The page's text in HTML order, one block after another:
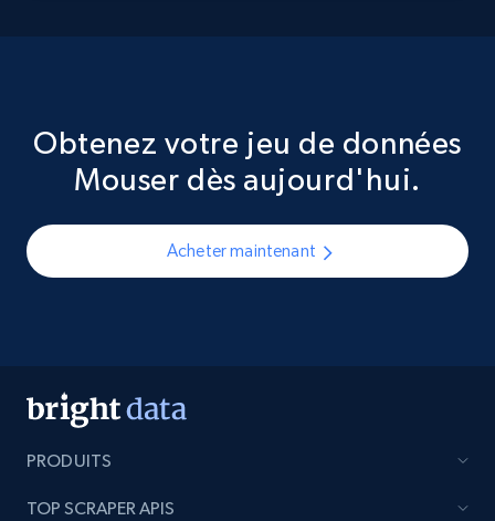
Obtenez votre jeu de données
Mouser dès aujourd'hui.
Acheter maintenant
PRODUITS
TOP SCRAPER APIS